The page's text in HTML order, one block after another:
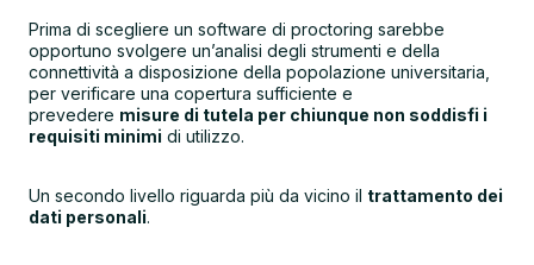
Prima di scegliere un software di proctoring sarebbe
opportuno svolgere un’analisi degli strumenti e della
connettività a disposizione della popolazione universitaria,
per verificare una copertura sufficiente e
prevedere misure di tutela per chiunque non soddisfi i
requisiti minimi di utilizzo.
Un secondo livello riguarda più da vicino il trattamento dei
dati personali.